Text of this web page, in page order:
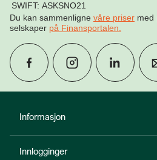
Informasjon
Innlogginger
SWIFT: ASKSNO21
Du kan sammenligne våre priser med
selskaper på Finansportalen.